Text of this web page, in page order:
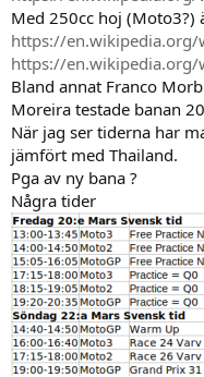
Med 250cc hoj (Moto3?)
https://en.wikipedia.org/
https://en.wikipedia.org/
Bland annat Franco
Moreira testade banan
När jag ser tiderna har
jämfört med Thailand.
Pga av ny bana ?
Några tider